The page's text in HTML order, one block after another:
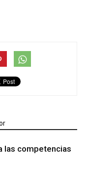
las competencias